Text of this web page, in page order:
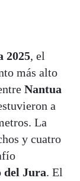
2025, el
más alto
Nantua
a
La
y cuatro
del Jura. El